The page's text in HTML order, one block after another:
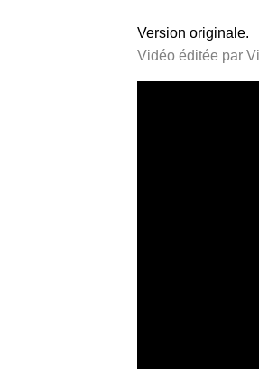
Version originale.
Vidéo éditée par